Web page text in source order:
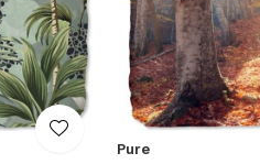
Pure